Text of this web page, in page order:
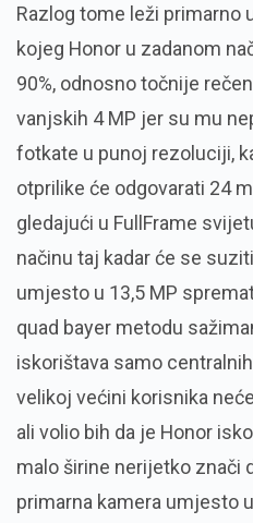
Razlog tome leži primarno
kojeg Honor u zadanom
90%, odnosno točnije
vanjskih 4 MP jer su mu
fotkate u punoj rezoluciji,
otprilike će odgovarati 24
gledajući u FullFrame
načinu taj kadar će se
umjesto u 13,5 MP
quad bayer metodu
iskorištava samo
velikoj većini korisnika
ali volio bih da je Honor
malo širine nerijetko znači
primarna kamera umjesto